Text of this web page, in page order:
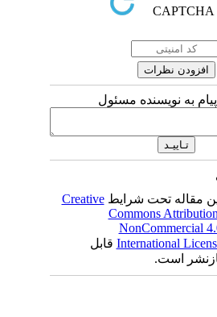
به نویسنده مسئول
مقاله تحت شرایطCreative
Commons
NonCommercial
Internationalقابل
است.